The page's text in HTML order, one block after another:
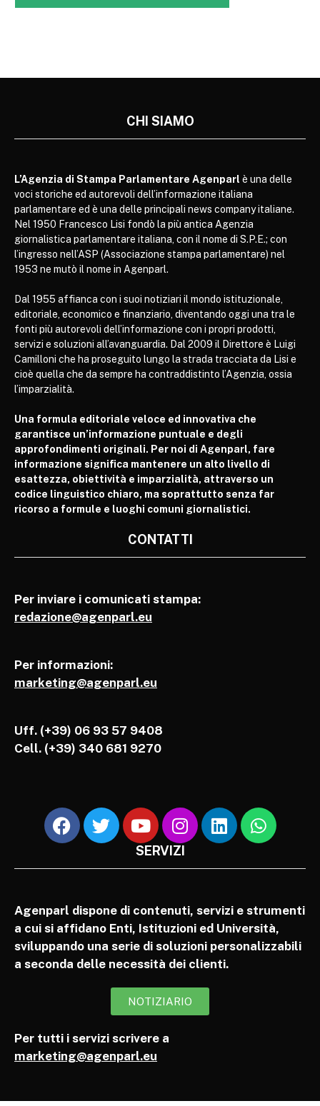
CHI SIAMO
L’Agenzia di Stampa Parlamentare Agenparl è una delle
voci storiche ed autorevoli dell’informazione italiana
parlamentare ed è una delle principali news company italiane.
Nel 1950 Francesco Lisi fondò la più antica Agenzia
giornalistica parlamentare italiana, con il nome di S.P.E.; con
l’ingresso nell’ASP (Associazione stampa parlamentare) nel
1953 ne mutò il nome in Agenparl.
Dal 1955 affianca con i suoi notiziari il mondo istituzionale,
editoriale, economico e finanziario, diventando oggi una tra le
fonti più autorevoli dell’informazione con i propri prodotti,
servizi e soluzioni all’avanguardia. Dal 2009 il Direttore è Luigi
Camilloni che ha proseguito lungo la strada tracciata da Lisi e
cioè quella che da sempre ha contraddistinto l’Agenzia, ossia
l’imparzialità.
Una formula editoriale veloce ed innovativa che
garantisce un’informazione puntuale e degli
approfondimenti originali. Per noi di Agenparl, fare
informazione significa mantenere un alto livello di
esattezza, obiettività e imparzialità, attraverso un
codice linguistico chiaro, ma soprattutto senza far
ricorso a formule e luoghi comuni giornalistici.
CONTATTI
Per inviare i comunicati stampa:
redazione@agenparl.eu
Per informazioni:
marketing@agenparl.eu
Uff. (+39) 06 93 57 9408
Cell. (+39) 340 681 9270
SERVIZI
Agenparl dispone di contenuti, servizi e strumenti
a cui si affidano Enti, Istituzioni ed Università,
sviluppando una serie di soluzioni personalizzabili
a seconda delle necessità dei clienti.
NOTIZIARIO
Per tutti i servizi scrivere a
marketing@agenparl.eu